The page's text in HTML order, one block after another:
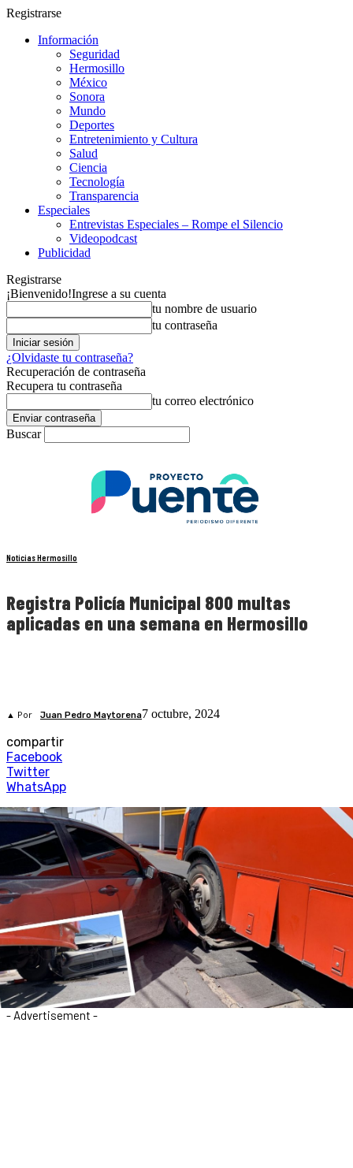
Registrarse
Información
Seguridad
Hermosillo
México
Sonora
Mundo
Deportes
Entretenimiento y Cultura
Salud
Ciencia
Tecnología
Transparencia
Especiales
Entrevistas Especiales – Rompe el Silencio
Videopodcast
Publicidad
Registrarse
¡Bienvenido!Ingrese a su cuenta
tu nombre de usuario
tu contraseña
¿Olvidaste tu contraseña?
Recuperación de contraseña
Recupera tu contraseña
tu correo electrónico
Buscar
Noticias Hermosillo
Registra Policía Municipal 800 multas
aplicadas en una semana en Hermosillo
▲ Por Juan Pedro Maytorena7 octubre, 2024
compartir
Facebook
Twitter
WhatsApp
- Advertisement -